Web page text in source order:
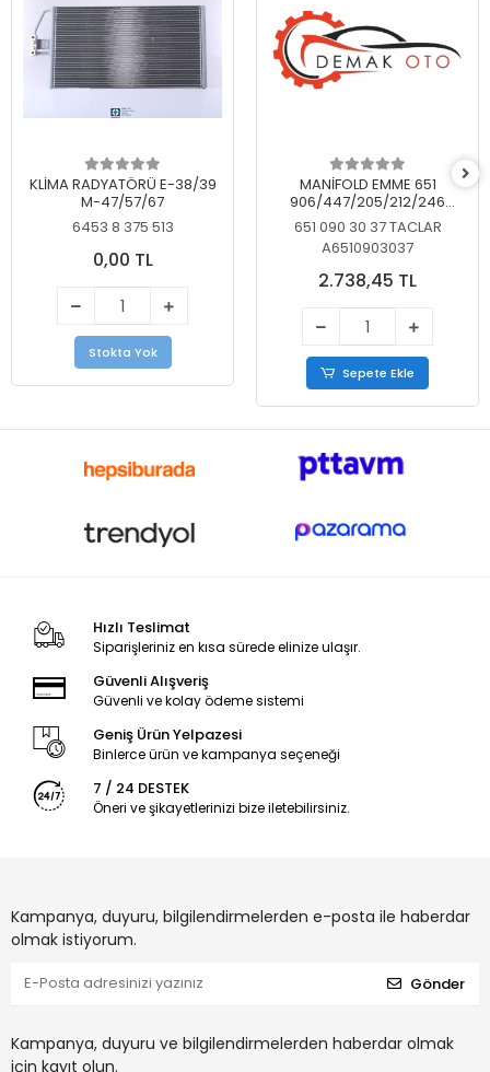
KLİMA RADYATÖRÜ E-38/39
M-47/57/67
6453 8 375 513
0,00 TL
Stokta Yok
MANİFOLD EMME 651
906/447/205/212/246
KELEBEKSİZ
651 090 30 37 TACLAR
A6510903037
2.738,45 TL
Sepete Ekle
Hızlı Teslimat
Siparişleriniz en kısa sürede elinize ulaşır.
Güvenli Alışveriş
Güvenli ve kolay ödeme sistemi
Geniş Ürün Yelpazesi
Binlerce ürün ve kampanya seçeneği
7 / 24 DESTEK
Öneri ve şikayetlerinizi bize iletebilirsiniz.
Kampanya, duyuru, bilgilendirmelerden e-posta ile haberdar
olmak istiyorum.
Gönder
Kampanya, duyuru ve bilgilendirmelerden haberdar olmak
için kayıt olun.